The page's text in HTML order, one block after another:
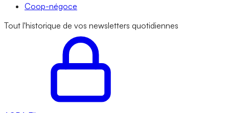
Coop-négoce
Tout l'historique de vos newsletters quotidiennes